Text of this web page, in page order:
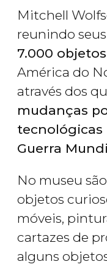
Mitchell
reunindo seus
7.000 objetos
América do
através dos
mudanças
tecnológicas
Guerra
No museu
objetos
móveis,
cartazes de
alguns